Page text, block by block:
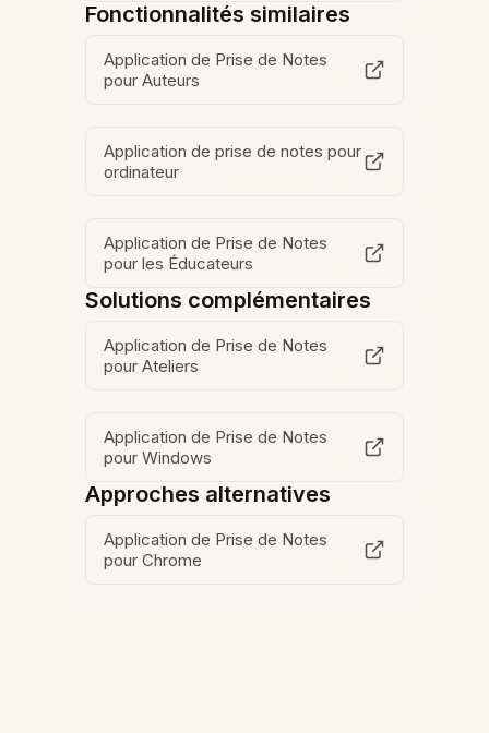
Fonctionnalités similaires
Application de Prise de Notes
pour Auteurs
Application de prise de notes pour
ordinateur
Application de Prise de Notes
pour les Éducateurs
Solutions complémentaires
Application de Prise de Notes
pour Ateliers
Application de Prise de Notes
pour Windows
Approches alternatives
Application de Prise de Notes
pour Chrome